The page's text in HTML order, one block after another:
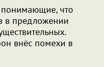
понимающие, что
в предложении
внёс помехи в